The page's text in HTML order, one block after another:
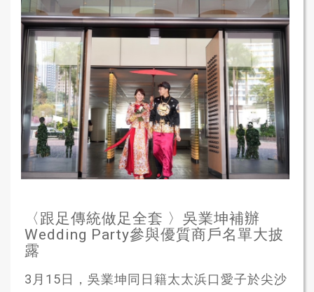
〈跟足傳統做足全套 〉吳業坤補辦
Wedding Party參與優質商戶名單大披
露
3月15日，吳業坤同日籍太太浜口愛子於尖沙